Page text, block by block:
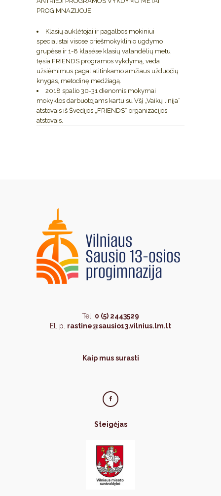
PROGIMNAZIJOJE
Klasių auklėtojai ir pagalbos mokiniui
specialistai visose priešmokyklinio ugdymo
grupėse ir 1-8 klasėse klasių valandėlių metu
tęsia FRIENDS programos vykdymą, veda
užsiėmimus pagal atitinkamo amžiaus užduočių
knygas, metodinę medžiagą.
2018 spalio 30-31 dienomis mokymai
mokyklos darbuotojams kartu su Všį „Vaikų linija”
atstovais iš Švedijos „FRIENDS” organizacijos
atstovais.
Tel. 0 (5) 2443529
El. p. rastine@sausio13.vilnius.lm.lt
Kaip mus surasti
Steigėjas